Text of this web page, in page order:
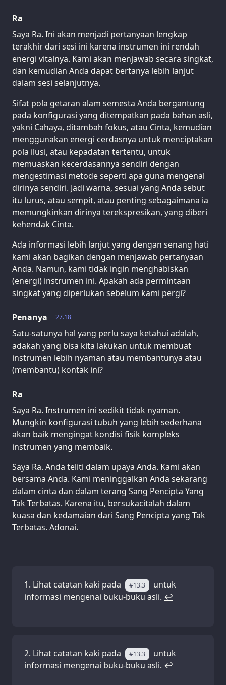
Ra
Saya Ra. Ini akan menjadi pertanyaan lengkap
terakhir dari sesi ini karena instrumen ini rendah
energi vitalnya. Kami akan menjawab secara singkat,
dan kemudian Anda dapat bertanya lebih lanjut
dalam sesi selanjutnya.
Sifat pola getaran alam semesta Anda bergantung
pada konfigurasi yang ditempatkan pada bahan asli,
yakni Cahaya, ditambah fokus, atau Cinta, kemudian
menggunakan energi cerdasnya untuk menciptakan
pola ilusi, atau kepadatan tertentu, untuk
memuaskan kecerdasannya sendiri dengan
mengestimasi metode seperti apa guna mengenal
dirinya sendiri. Jadi warna, sesuai yang Anda sebut
itu lurus, atau sempit, atau penting sebagaimana ia
memungkinkan dirinya terekspresikan, yang diberi
kehendak Cinta.
Ada informasi lebih lanjut yang dengan senang hati
kami akan bagikan dengan menjawab pertanyaan
Anda. Namun, kami tidak ingin menghabiskan
(energi) instrumen ini. Apakah ada permintaan
singkat yang diperlukan sebelum kami pergi?
27.18
Penanya
Satu-satunya hal yang perlu saya ketahui adalah,
adakah yang bisa kita lakukan untuk membuat
instrumen lebih nyaman atau membantunya atau
(membantu) kontak ini?
Ra
Saya Ra. Instrumen ini sedikit tidak nyaman.
Mungkin konfigurasi tubuh yang lebih sederhana
akan baik mengingat kondisi fisik kompleks
instrumen yang membaik.
Saya Ra. Anda teliti dalam upaya Anda. Kami akan
bersama Anda. Kami meninggalkan Anda sekarang
dalam cinta dan dalam terang Sang Pencipta Yang
Tak Terbatas. Karena itu, bersukacitalah dalam
kuasa dan kedamaian dari Sang Pencipta yang Tak
Terbatas. Adonai.
Lihat catatan kaki pada #13.3
untuk
informasi mengenai buku-buku asli. ↩
Lihat catatan kaki pada #13.3
untuk
informasi mengenai buku-buku asli. ↩